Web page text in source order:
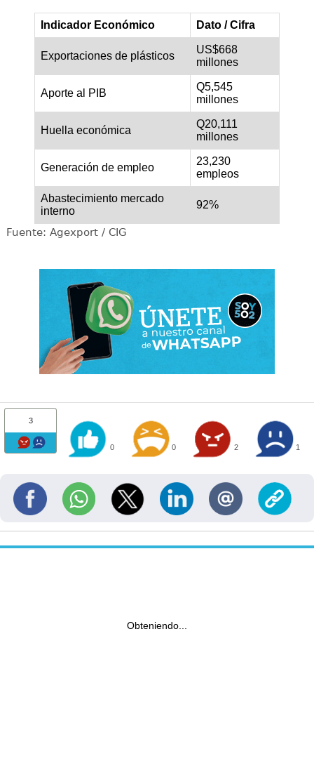
Indicador Económico Dato / Cifra
Exportaciones de plásticos
US$668
millones
Aporte al PIB
Q5,545
millones
Huella económica
Q20,111
millones
Generación de empleo
23,230
empleos
Abastecimiento mercado
interno
92%
Fuente: Agexport / CIG
3
0 0 2 1
Obteniendo...